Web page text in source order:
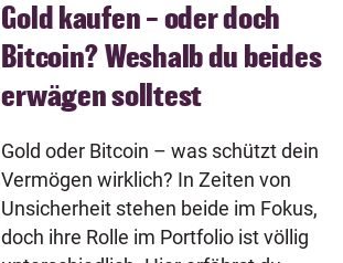
Gold kaufen – oder doch
Bitcoin? Weshalb du beides
erwägen solltest
Gold oder Bitcoin – was schützt dein
Vermögen wirklich? In Zeiten von
Unsicherheit stehen beide im Fokus,
doch ihre Rolle im Portfolio ist völlig